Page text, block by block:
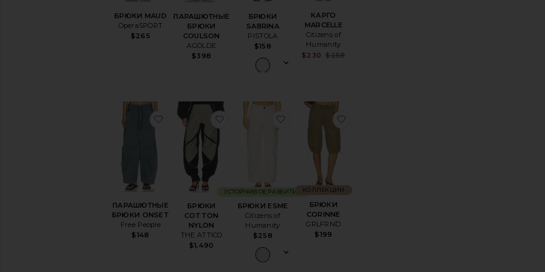
БРЮКИ MAUD
OperaSPORT
$265
ПАРАШЮТНЫЕ
БРЮКИ
COULSON
AGOLDE
$398
БРЮКИ
SABRINA
PISTOLA
$158
КАРГО
MARCELLE
Citizens of
Humanity
$230
$258
ПАРАШЮТНЫЕ
БРЮКИ ONSET
Free People
$148
избранноеПАРАШЮТНЫЕ БРЮКИ ONSET
БРЮКИ
COTTON
NYLON
THE ATTICO
$1,490
избранноеБРЮКИ COTTON NYLON
БРЮКИ ESME
Citizens of
Humanity
$258
УСТОЙЧИВОЕ РАЗВИТИЕ
избранноеБРЮКИ ESME
БРЮКИ
CORINNE
GRLFRND
$199
КОЛЛЕКЦИИ